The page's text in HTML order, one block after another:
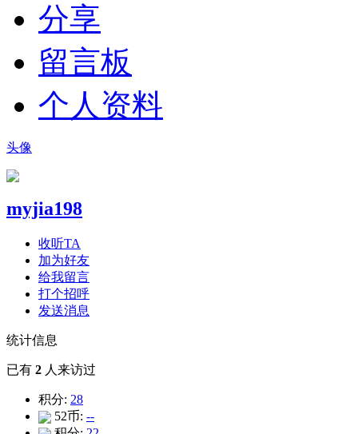
分享
留言板
个人资料
头像
myjia198
收听TA
加为好友
给我留言
打个招呼
发送消息
统计信息
已有 2 人来访过
积分: 28
52币: --